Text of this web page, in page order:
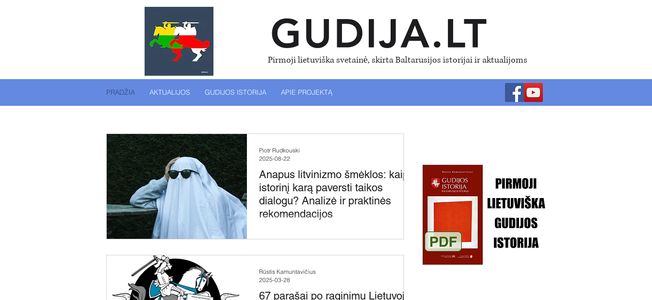
Pirmoji lietuviška svetainė, skirtaBaltarusijos istorijai ir aktualijoms
PRADŽIA AKTUALIJOS GUDIJOS ISTORIJA APIE PROJEKTĄ
Anapus litvinizmo šmėklos: kaip
istorinį karą paversti taikos
dialogu? Analizė ir praktinės
rekomendacijos
vyriausiojo redaktoriaus pavaduotojas,
Piotr Rudkouski
2025-08-22
67 parašai po raginimu Lietuvoje
Rūstis Kamuntavičius
2025-03-28